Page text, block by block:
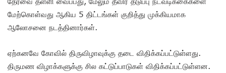
மேற்கொள்வது ஆகிய 5 திட்டங்கள் குறித்து முக்கியமாக
ஆலோசனை நடத்தினார்கள்.
ஏற்கனவே கோவில் திருவிழாவுக்கு தடை விதிக்கப்பட்டுள்ளது.
திருமண விழாக்களுக்கு சில கட்டுப்பாடுகள் விதிக்கப்பட்டுள்ளன.